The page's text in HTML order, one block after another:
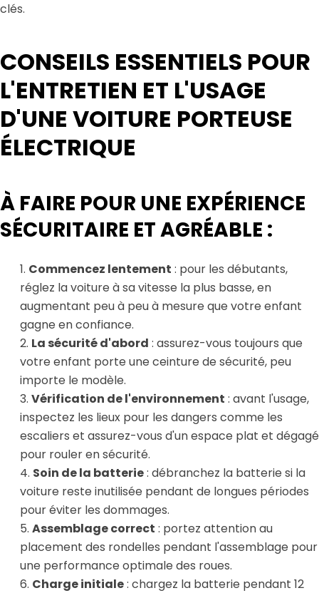
clés.
CONSEILS ESSENTIELS POUR
L'ENTRETIEN ET L'USAGE
D'UNE VOITURE PORTEUSE
ÉLECTRIQUE
À FAIRE POUR UNE EXPÉRIENCE
SÉCURITAIRE ET AGRÉABLE :
Commencez lentement : pour les débutants,
réglez la voiture à sa vitesse la plus basse, en
augmentant peu à peu à mesure que votre enfant
gagne en confiance.
La sécurité d'abord : assurez-vous toujours que
votre enfant porte une ceinture de sécurité, peu
importe le modèle.
Vérification de l'environnement : avant l'usage,
inspectez les lieux pour les dangers comme les
escaliers et assurez-vous d'un espace plat et dégagé
pour rouler en sécurité.
Soin de la batterie: débranchez la batterie si la
voiture reste inutilisée pendant de longues périodes
pour éviter les dommages.
Assemblage correct : portez attention au
placement des rondelles pendant l'assemblage pour
une performance optimale des roues.
Charge initiale: chargez la batterie pendant 12